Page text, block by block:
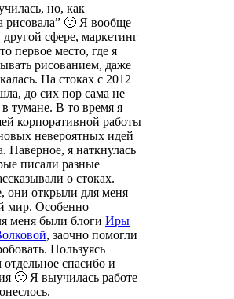
но, как
рисовала” 🙂 Я вообще
другой сфере, маркетинг
первое место, где я
рисованием, даже
На стоках с 2012
до сих пор сама не
тумане. В то время я
корпоративной работы
невероятных идей
Наверное, я наткнулась
писали разные
о стоках.
они открыли для меня
мир. Особенно
меня были блоги Иры
, заочно помогли
Пользуясь
спасибо и
🙂 Я выучилась работе